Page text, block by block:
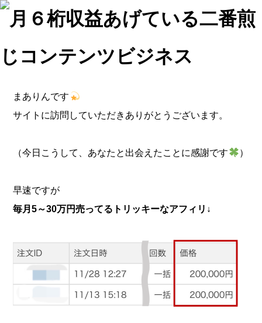
まありんです
サイトに訪問していただきありがとうございます。
（今日こうして、あなたと出会えたことに感謝です ）
早速ですが
毎月5～30万円売ってるトリッキーなアフィリ↓